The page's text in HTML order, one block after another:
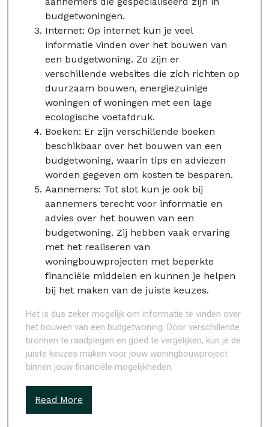
budgetwoningen.
Internet: Op internet kun je veel
informatie vinden over het bouwen van
een budgetwoning. Zo zijn er
verschillende websites die zich richten op
duurzaam bouwen, energiezuinige
woningen of woningen met een lage
ecologische voetafdruk.
Boeken: Er zijn verschillende boeken
beschikbaar over het bouwen van een
budgetwoning, waarin tips en adviezen
worden gegeven om kosten te besparen.
Aannemers: Tot slot kun je ook bij
aannemers terecht voor informatie en
advies over het bouwen van een
budgetwoning. Zij hebben vaak ervaring
met het realiseren van
woningbouwprojecten met beperkte
financiële middelen en kunnen je helpen
bij het maken van de juiste keuzes.
Het is dus zeker mogelijk om informatie te vinden over
het bouwen van een budgetwoning. Door verschillende
bronnen te raadplegen en goed te vergelijken, kun je de
juiste keuzes maken voor jouw woningbouwproject
binnen jouw financiële mogelijkheden.
Read More